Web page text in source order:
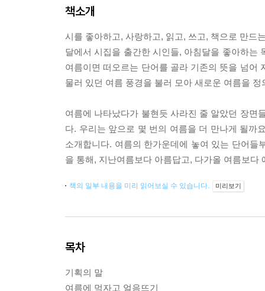
책소개
시를 좋아하고, 사랑하고, 읽고, 쓰고, 책으로 만드
달에서 시집을 출간한 시인들, 아침달을 좋아하는
여름이면 떠오르는 단어를 골라 기존의 뜻을 넘어
물러 있던 여름 풍경을 불러 모아 새로운 여름을 정
여름에 나타났다가 불현듯 사라진 줄 알았던 장면
다. 우리는 앞으로 몇 번의 여름을 더 만나게 될까
소개합니다. 여름의 한가운데에 놓여 있는 단어
을 통해, 지난여름보다 아름답고, 다가올 여름보다
책의 일부 내용을 미리 읽어보실 수 있습니다. 미리보기
목차
기획의 말
여름에 먹자고 얼음뜨기